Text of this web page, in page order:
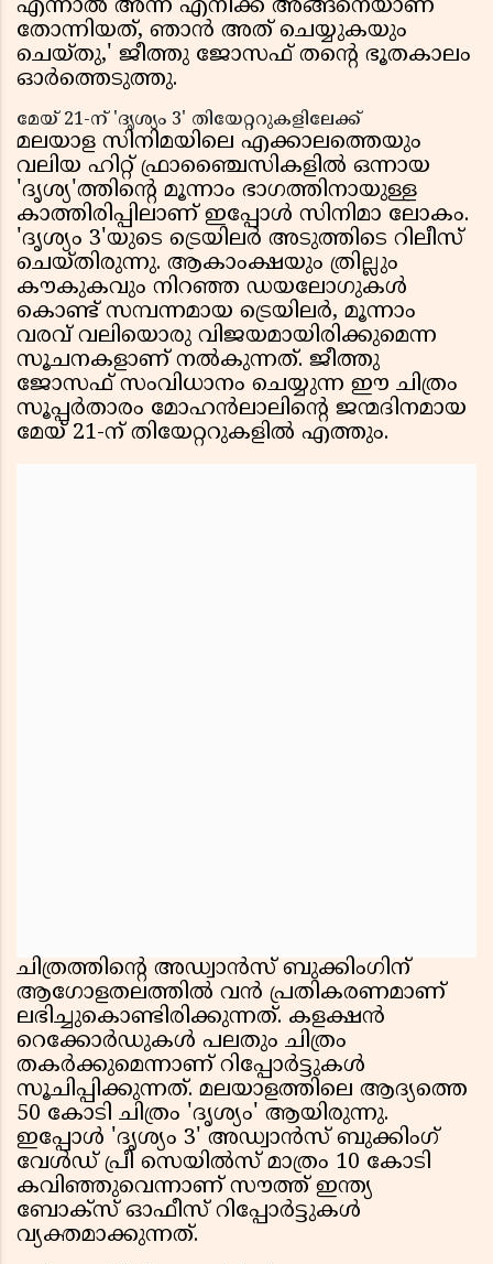
എന്നാൽ അന്ന് എനിക്ക് അങ്ങനെയാണ്
തോന്നിയത്, ഞാൻ അത് ചെയ്യുകയും
ചെയ്തു,' ജീത്തു ജോസഫ് തൻ്റെ ഭൂതകാലം
ഓർത്തെടുത്തു.
മേയ് 21-ന് 'ദൃശ്യം 3' തിയേറ്ററുകളിലേക്ക്
മലയാള സിനിമയിലെ എക്കാലത്തെയും
വലിയ ഹിറ്റ് ഫ്രാഞ്ചൈസികളിൽ ഒന്നായ
'ദൃശ്യ'ത്തിൻ്റെ മൂന്നാം ഭാഗത്തിനായുള്ള
കാത്തിരിപ്പിലാണ് ഇപ്പോൾ സിനിമാ ലോകം.
'ദൃശ്യം 3'യുടെ ട്രെയിലർ അടുത്തിടെ റിലീസ്
ചെയ്തിരുന്നു. ആകാംക്ഷയും ത്രില്ലും
കൗകുകവും നിറഞ്ഞ ഡയലോഗുകൾ
കൊണ്ട് സമ്പന്നമായ ട്രെയിലർ, മൂന്നാം
വരവ് വലിയൊരു വിജയമായിരിക്കുമെന്ന
സൂചനകളാണ് നൽകുന്നത്. ജീത്തു
ജോസഫ് സംവിധാനം ചെയ്യുന്ന ഈ ചിത്രം
സൂപ്പർതാരം മോഹൻലാലിൻ്റെ ജന്മദിനമായ
മേയ് 21-ന് തിയേറ്ററുകളിൽ എത്തും.
ചിത്രത്തിൻ്റെ അഡ്വാൻസ് ബുക്കിംഗിന്
ആഗോളതലത്തിൽ വൻ പ്രതികരണമാണ്
ലഭിച്ചുകൊണ്ടിരിക്കുന്നത്. കളക്ഷൻ
റെക്കോർഡുകൾ പലതും ചിത്രം
തകർക്കുമെന്നാണ് റിപ്പോർട്ടുകൾ
സൂചിപ്പിക്കുന്നത്. മലയാളത്തിലെ ആദ്യത്തെ
50 കോടി ചിത്രം 'ദൃശ്യം' ആയിരുന്നു.
ഇപ്പോൾ 'ദൃശ്യം 3' അഡ്വാൻസ് ബുക്കിംഗ്
വേൾഡ് പ്രീ സെയിൽസ് മാത്രം 10 കോടി
കവിഞ്ഞുവെന്നാണ് സൗത്ത് ഇന്ത്യ
ബോക്സ് ഓഫീസ് റിപ്പോർട്ടുകൾ
വ്യക്തമാക്കുന്നത്.